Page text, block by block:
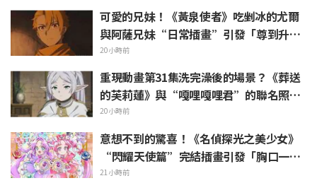
可愛的兄妹！《黃泉使者》吃剉冰的尤爾
與阿薩兄妹“日常插畫”引發「尊到升
天」「根本是情侶吧」等熱烈聲浪
20小時前
重現動畫第31集洗完澡後的場景？《葬送
的芙莉蓮》與“嘎哩嘎哩君”的聯名照片
被熱議「好像把浴巾捲在頭髮上一樣」
20小時前
意想不到的驚喜！《名偵探光之美少女》
“閃耀天使篇”完結插畫引發「胸口一
緊」「感受到了製作組的愛」等熱烈反響
21小時前